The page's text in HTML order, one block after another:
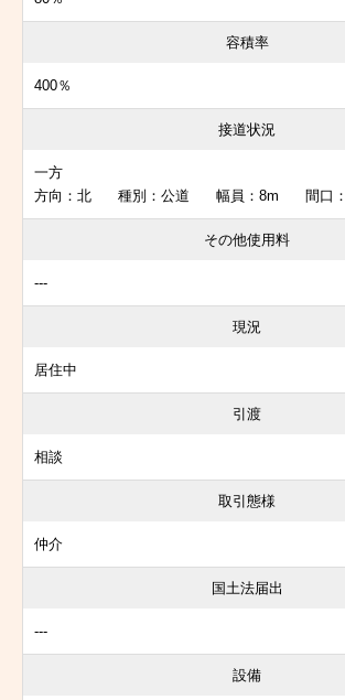
容積率
400％
接道状況
一方
方向：北 種別：公道 幅員：8m 間口：
その他使用料
---
現況
居住中
引渡
相談
取引態様
仲介
国土法届出
---
設備